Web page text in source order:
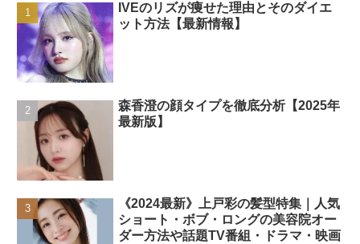
IVEのリズが痩せた理由とそのダイエ
ット方法【最新情報】
森香澄の顔タイプを徹底分析【2025年
最新版】
《2024最新》上戸彩の髪型特集｜人気
ショート・ボブ・ロングの美容院オー
ダー方法や話題TV番組・ドラマ・映画